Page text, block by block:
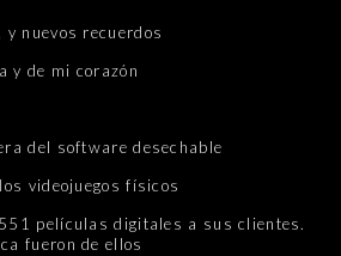
nuevos recuerdos
y de mi corazón
del software desechable
videojuegos físicos
películas digitales a sus clientes.
fueron de ellos